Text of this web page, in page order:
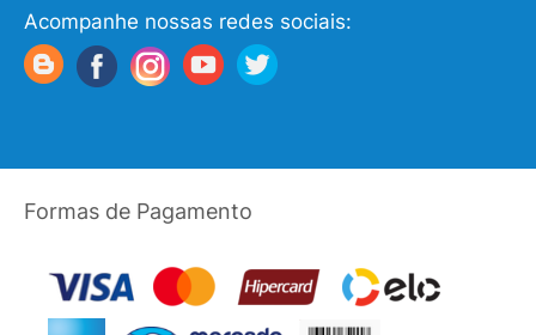
Acompanhe nossas redes sociais:
Formas de Pagamento